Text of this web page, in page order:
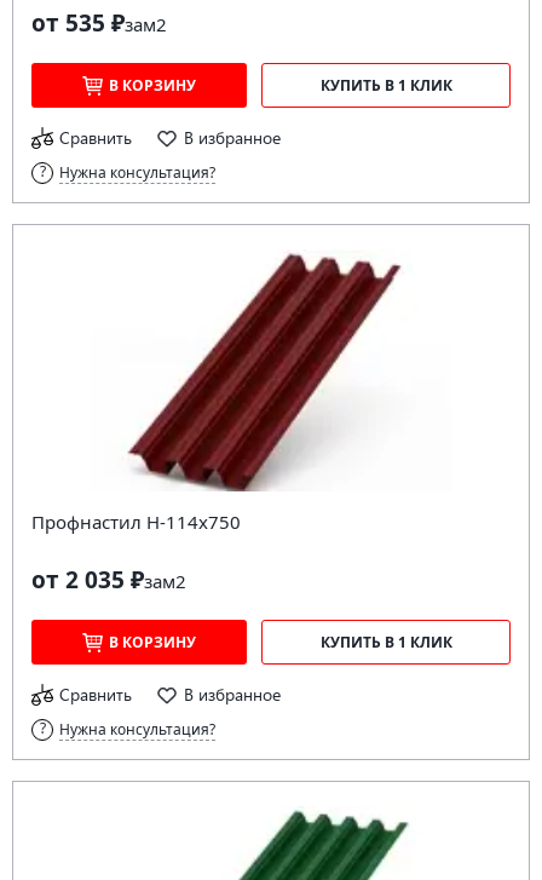
от 535 ₽зам2
В КОРЗИНУ КУПИТЬ В 1 КЛИК
Сравнить В избранное
Нужна консультация?
Профнастил Н-114х750
от 2 035 ₽зам2
В КОРЗИНУ КУПИТЬ В 1 КЛИК
Сравнить В избранное
Нужна консультация?